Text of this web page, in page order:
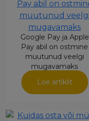
Google Pay ja Apple
Pay abil on ostmine
muutunud veelgi
mugavamaks
Loe artiklit